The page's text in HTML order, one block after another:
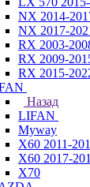
NX 2014-
NX 2017-
RX 2003-
RX 2009-
RX 2015-
Назад
LIFAN
Myway
X60 2011-
X60 2017-
X70